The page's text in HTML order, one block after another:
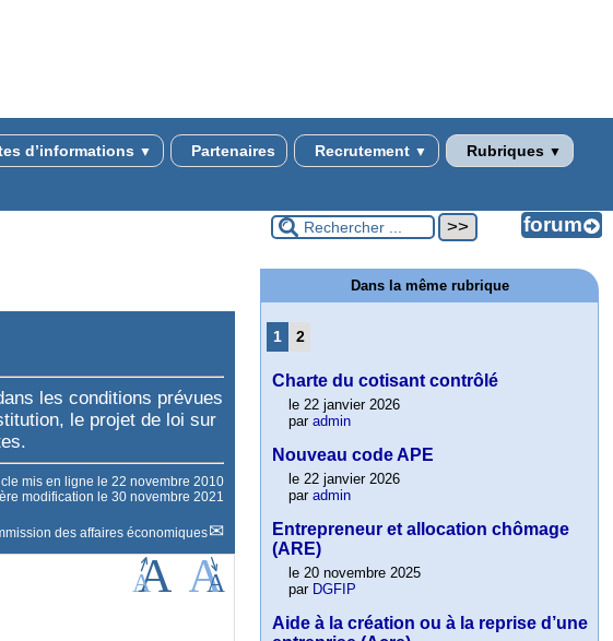
d’informations ▼ Partenaires Recrutement ▼ Rubriques ▼
les conditions prévues
le projet de loi sur
mis en ligne le 22 novembre 2010
modification le 30 novembre 2021
des affaires économiques
Dans la même rubrique
1 2
Charte du cotisant contrôlé
le 22 janvier 2026
paradmin
Nouveau code APE
le 22 janvier 2026
paradmin
Entrepreneur et allocation chômage
(ARE)
le 20 novembre 2025
par DGFIP
Aide à la création ou à la reprise d’une